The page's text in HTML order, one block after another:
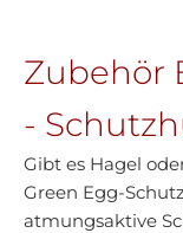
Zubehör
-
Gibt es Hagel
Green Egg-
atmungsaktive